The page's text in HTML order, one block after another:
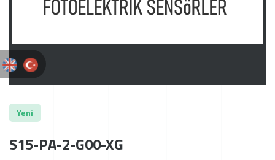
Yeni
S15-PA-2-G00-XG